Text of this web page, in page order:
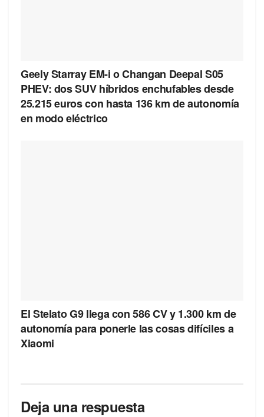
Geely Starray EM-i o Changan Deepal S05
PHEV: dos SUV híbridos enchufables desde
25.215 euros con hasta 136 km de autonomía
en modo eléctrico
El Stelato G9 llega con 586 CV y 1.300 km de
autonomía para ponerle las cosas difíciles a
Xiaomi
Deja una respuesta